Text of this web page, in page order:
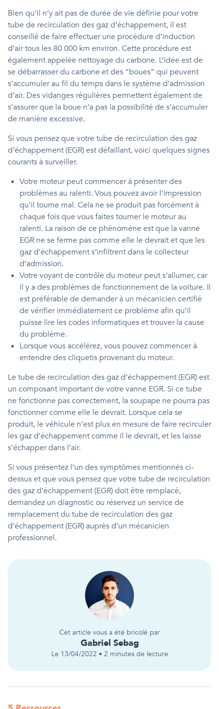
Bien qu’il n’y ait pas de durée de vie définie pour votre
tube de recirculation des gaz d’échappement, il est
conseillé de faire effectuer une procédure d’induction
d’air tous les 80 000 km environ. Cette procédure est
également appelée nettoyage du carbone. L’idée est de
se débarrasser du carbone et des “boues” qui peuvent
s’accumuler au fil du temps dans le système d’admission
d’air. Des vidanges régulières permettent également de
s’assurer que la boue n’a pas la possibilité de s’accumuler
de manière excessive.
Si vous pensez que votre tube de recirculation des gaz
d’échappement (EGR) est défaillant, voici quelques signes
courants à surveiller.
Votre moteur peut commencer à présenter des
problèmes au ralenti. Vous pouvez avoir l’impression
qu’il tourne mal. Cela ne se produit pas forcément à
chaque fois que vous faites tourner le moteur au
ralenti. La raison de ce phénomène est que la vanne
EGR ne se ferme pas comme elle le devrait et que les
gaz d’échappement s’infiltrent dans le collecteur
d’admission.
Votre voyant de contrôle du moteur peut s’allumer, car
il y a des problèmes de fonctionnement de la voiture. Il
est préférable de demander à un mécanicien certifié
de vérifier immédiatement ce problème afin qu’il
puisse lire les codes informatiques et trouver la cause
du problème.
Lorsque vous accélérez, vous pouvez commencer à
entendre des cliquetis provenant du moteur.
Le tube de recirculation des gaz d’échappement (EGR) est
un composant important de votre vanne EGR. Si ce tube
ne fonctionne pas correctement, la soupape ne pourra pas
fonctionner comme elle le devrait. Lorsque cela se
produit, le véhicule n’est plus en mesure de faire recirculer
les gaz d’échappement comme il le devrait, et les laisse
s’échapper dans l’air.
Si vous présentez l’un des symptômes mentionnés ci-
dessus et que vous pensez que votre tube de recirculation
des gaz d’échappement (EGR) doit être remplacé,
demandez un diagnostic ou réservez un service de
remplacement du tube de recirculation des gaz
d’échappement (EGR) auprès d’un mécanicien
professionnel.
Cet article vous a été bricolé par
Gabriel Sebag
Le 13/04/2022 • 2 minutes de lecture